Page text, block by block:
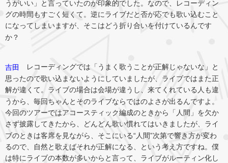
うがいい」と言っていたのが印象的でした。なので、レコーディン
グの時間もすごく短くて。逆にライブだと否が応でも歌い込むこと
になってしまいますが、そこはどう折り合いを付けているんです
か？
吉田
レコーディングでは「うまく歌うことが正解じゃないな」と
思ったので歌い込まないようにしていましたが、ライブではまた正
解が違くて。ライブの場合は会場が違うし、来てくれている人も違
うから、毎回ちゃんとそのライブならではのよさが出るんですよ。
今回のツアーではアコースティック編成のときから「人間」を欠か
さず披露してきたから、どんどん歌い慣れてはいきましたが、ライ
ブのときは客席を見ながら、そこにいる“人間”次第で響き方が変わ
るので、自然と歌えばそれが正解になる、という考え方ですね。僕
は特にライブの本数が多いからと言って、ライブがルーティン化し